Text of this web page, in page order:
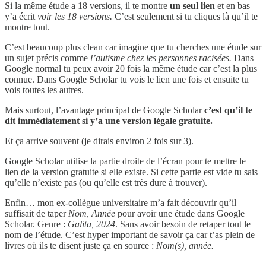
Si la même étude a 18 versions, il te montre un seul lien et en bas
y’a écrit voir les 18 versions. C’est seulement si tu cliques là qu’il te
montre tout.
C’est beaucoup plus clean car imagine que tu cherches une étude sur
un sujet précis comme l’autisme chez les personnes racisées. Dans
Google normal tu peux avoir 20 fois la même étude car c’est la plus
connue. Dans Google Scholar tu vois le lien une fois et ensuite tu
vois toutes les autres.
Mais surtout, l’avantage principal de Google Scholarc’est qu’il te
dit immédiatement si y’a une version légale gratuite.
Et ça arrive souvent (je dirais environ 2 fois sur 3).
Google Scholar utilise la partie droite de l’écran pour te mettre le
lien de la version gratuite si elle existe. Si cette partie est vide tu sais
qu’elle n’existe pas (ou qu’elle est très dure à trouver).
Enfin… mon ex-collègue universitaire m’a fait découvrir qu’il
suffisait de taper Nom, Année pour avoir une étude dans Google
Scholar. Genre : Galita, 2024. Sans avoir besoin de retaper tout le
nom de l’étude. C’est hyper important de savoir ça car t’as plein de
livres où ils te disent juste ça en source : Nom(s), année.